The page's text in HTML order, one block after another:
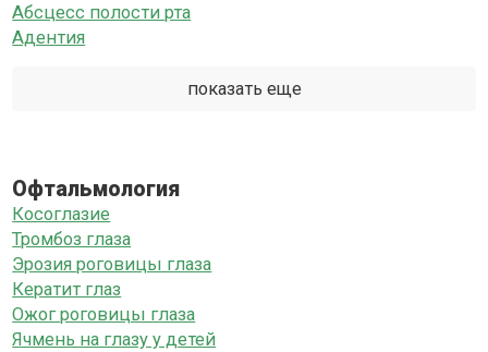
Абсцесс полости рта
Адентия
показать еще
Офтальмология
Косоглазие
Тромбоз глаза
Эрозия роговицы глаза
Кератит глаз
Ожог роговицы глаза
Ячмень на глазу у детей